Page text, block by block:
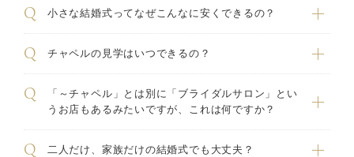
小さな結婚式ってなぜこんなに安くできるの？
チャペルの見学はいつできるの？
「～チャペル」とは別に「ブライダルサロン」とい
うお店もあるみたいですが、これは何ですか？
二人だけ、家族だけの結婚式でも大丈夫？